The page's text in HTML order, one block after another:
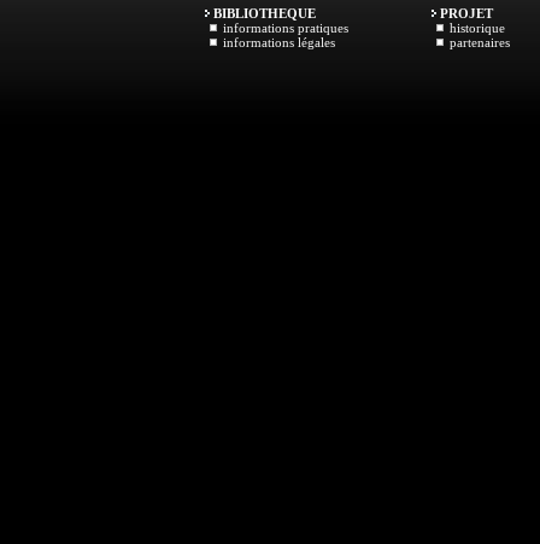
BIBLIOTHEQUE
informations pratiques
informations légales
PROJET
historique
partenaires